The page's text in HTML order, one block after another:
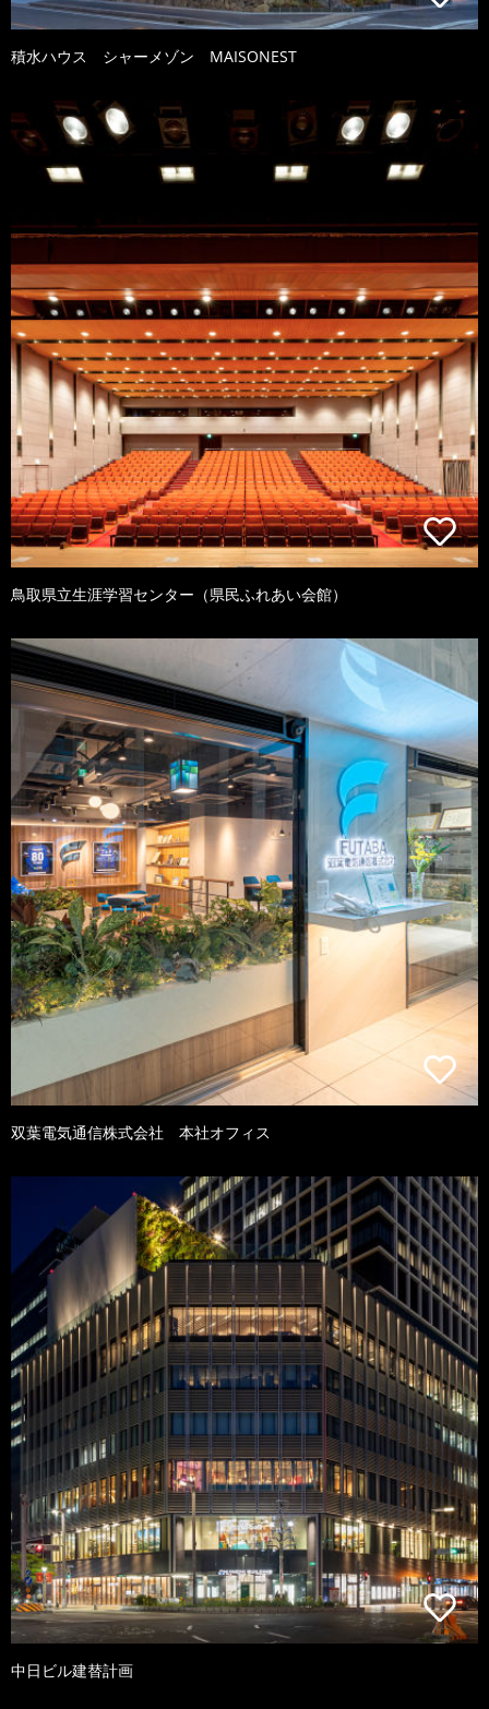
積水ハウス シャーメゾン MAISONEST
鳥取県立生涯学習センター（県民ふれあい会館）
双葉電気通信株式会社 本社オフィス
中日ビル建替計画